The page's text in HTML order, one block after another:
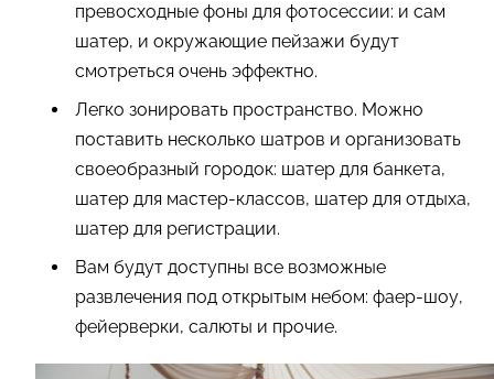
превосходные фоны для фотосессии: и сам
шатер, и окружающие пейзажи будут
смотреться очень эффектно.
Легко зонировать пространство. Можно
поставить несколько шатров и организовать
своеобразный городок: шатер для банкета,
шатер для мастер-классов, шатер для отдыха,
шатер для регистрации.
Вам будут доступны все возможные
развлечения под открытым небом: фаер-шоу,
фейерверки, салюты и прочие.